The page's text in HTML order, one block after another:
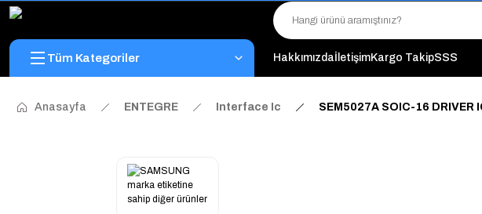
"Toptan Fiyatına
"Üyelere
Tüm Kategoriler HakkımızdaİletişimKargo TakipSSS
Anasayfa ENTEGRE Interface Ic SEM5027A SOIC-16 DRIVER